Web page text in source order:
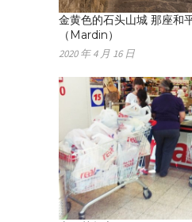
金黄色的石头山城 那座和
（Mardin）
2020 年 4 月 16 日